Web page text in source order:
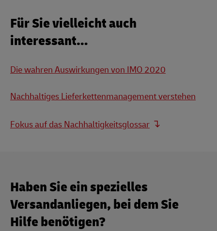
Für Sie vielleicht auch
interessant…
Die wahren Auswirkungen von IMO 2020
Nachhaltiges Lieferkettenmanagement verstehen
Fokus auf das Nachhaltigkeitsglossar
Haben Sie ein spezielles
Versandanliegen, bei dem Sie
Hilfe benötigen?